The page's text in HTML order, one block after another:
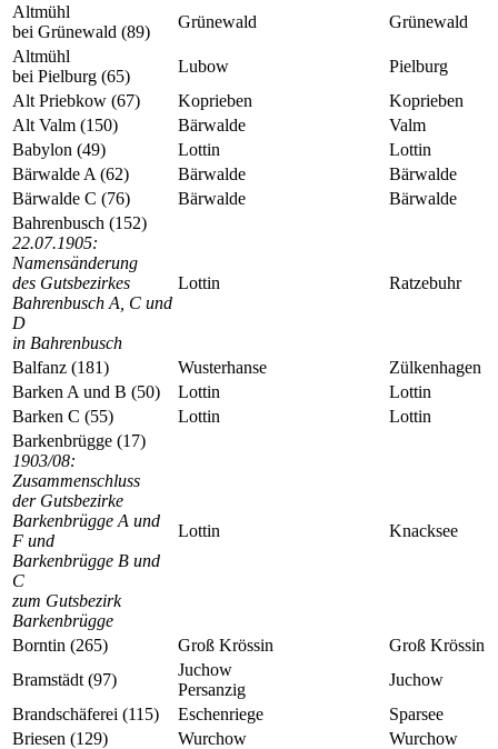
Altmühl
bei Grünewald (89)
Grünewald
Grünewald
Altmühl
bei Pielburg (65)
Lubow
Pielburg
Alt Priebkow (67)
Koprieben
Koprieben
Alt Valm (150)
Bärwalde
Valm
Babylon (49)
Lottin
Lottin
Bärwalde A (62)
Bärwalde
Bärwalde
Bärwalde C (76)
Bärwalde
Bärwalde
Bahrenbusch (152)
22.07.1905:
Namensänderung
des Gutsbezirkes
Bahrenbusch A, C und
D
in Bahrenbusch
Lottin Ratzebuhr
Balfanz (181) Wusterhanse
Zülkenhagen
Barken A und B (50)
Lottin
Lottin
Barken C (55)
Lottin
Lottin
Barkenbrügge (17)
1903/08:
Zusammenschluss
der Gutsbezirke
Barkenbrügge A und
F und
Barkenbrügge B und
C
zum Gutsbezirk
Barkenbrügge
Lottin Knacksee
Borntin (265) Groß Krössin
Groß Krössin
Bramstädt (97)
Juchow
Persanzig
Juchow
Brandschäferei (115)
Eschenriege
Sparsee
Briesen (129)
Wurchow
Wurchow